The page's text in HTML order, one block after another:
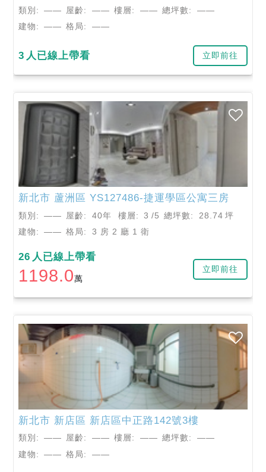
類別: —— 屋齡: —— 樓層: —— 總坪數:
——
建物:
—— 格局: ——
3 人已線上帶看 立即前往
新北市 蘆洲區 YS127486-捷運學區公寓三房
類別: —— 屋齡: 40年 樓層: 3 /5 總坪數: 28.74 坪
建物:
—— 格局: 3 房 2 廳 1 衛
26 人已線上帶看
1198.0萬
立即前往
新北市 新店區 新店區中正路142號3樓
類別: —— 屋齡: —— 樓層: —— 總坪數:
——
建物:
—— 格局: ——